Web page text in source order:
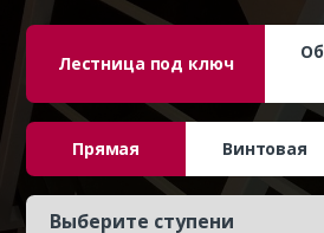
Лестница под ключ
Прямая Винтовая